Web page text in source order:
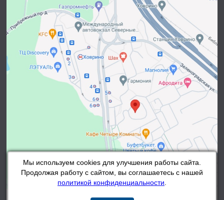
Мы используем cookies для улучшения работы сайта.
Продолжая работу с сайтом, вы соглашаетесь с нашей
политикой конфиденциальности